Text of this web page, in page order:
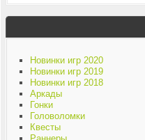
Новинки игр 2020
Новинки игр 2019
Новинки игр 2018
Аркады
Гонки
Головоломки
Квесты